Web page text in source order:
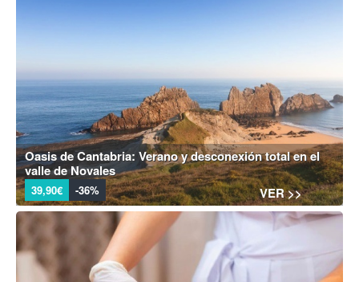
Oasis de Cantabria: Verano y desconexión total en el
valle de Novales
39,90€ -36% VER >>